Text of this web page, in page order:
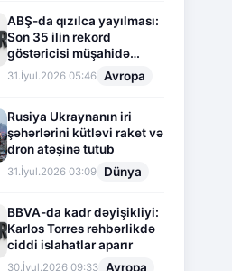
ABŞ-da qızılca yayılması:
Son 35 ilin rekord
göstəricisi müşahidə
olunur
31.İyul.2026 05:46 Avropa
Rusiya Ukraynanın iri
şəhərlərini kütləvi raket və
dron atəşinə tutub
31.İyul.2026 03:09 Dünya
BBVA-da kadr dəyişikliyi:
Karlos Torres rəhbərlikdə
ciddi islahatlar aparır
30.İyul.2026 09:33 Avropa